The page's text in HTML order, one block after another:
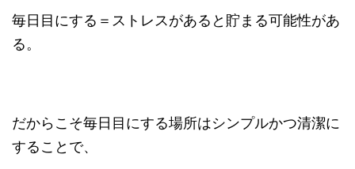
毎日目にする＝ストレスがあると貯まる可能性があ
る。
だからこそ毎日目にする場所はシンプルかつ清潔に
することで、